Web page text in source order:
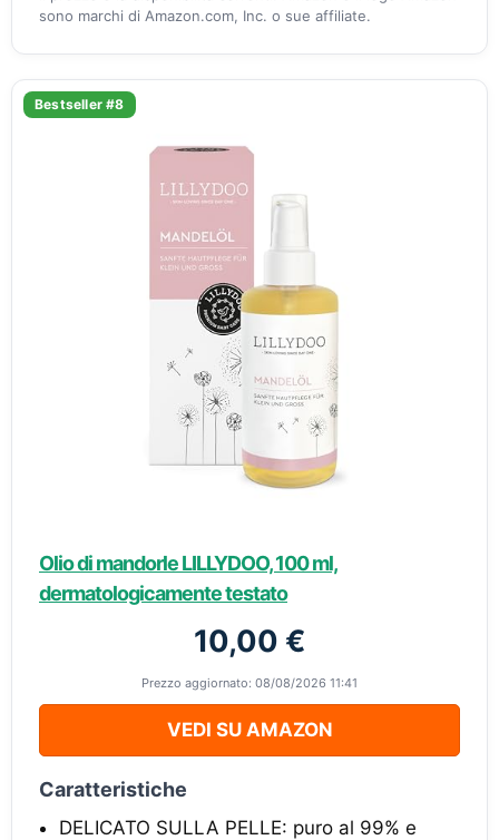
sono marchi di Amazon.com, Inc. o sue affiliate.
Bestseller #8
Olio di mandorle LILLYDOO, 100 ml,
dermatologicamente testato
10,00 €
Prezzo aggiornato: 08/08/2026 11:41
VEDI SU AMAZON
Caratteristiche
DELICATO SULLA PELLE: puro al 99% e